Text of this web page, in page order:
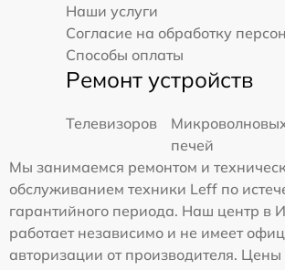
Наши услуги
Согласие на обработку
Способы оплаты
Ремонт устройств
Телевизоров
печей
Мы занимаемся ремонтом и
обслуживанием техники Leff по
гарантийного периода. Наш центр в
работает независимо и не имеет
авторизации от производителя. Цены